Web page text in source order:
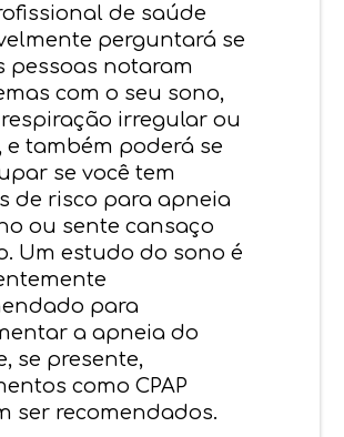
de saúde
perguntará se
pessoas notaram
com o seu sono,
irregular ou
e também poderá se
se você tem
de risco para apneia
ou sente cansaço
Um estudo do sono é
para
a apneia do
se presente,
como CPAP
ser recomendados.